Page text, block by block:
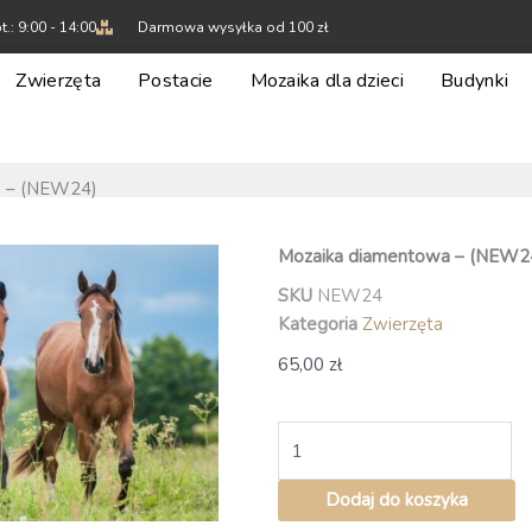
9:00 - 14:00 Darmowa wysyłka od 100 zł
Zwierzęta Postacie Mozaika dla dzieci Budynki
(NEW24)
Mozaika diamentowa –
SKU NEW24
Kategoria Zwierzęta
65,00 zł
Mozaika
diamentowa
–
Dodaj do koszyka